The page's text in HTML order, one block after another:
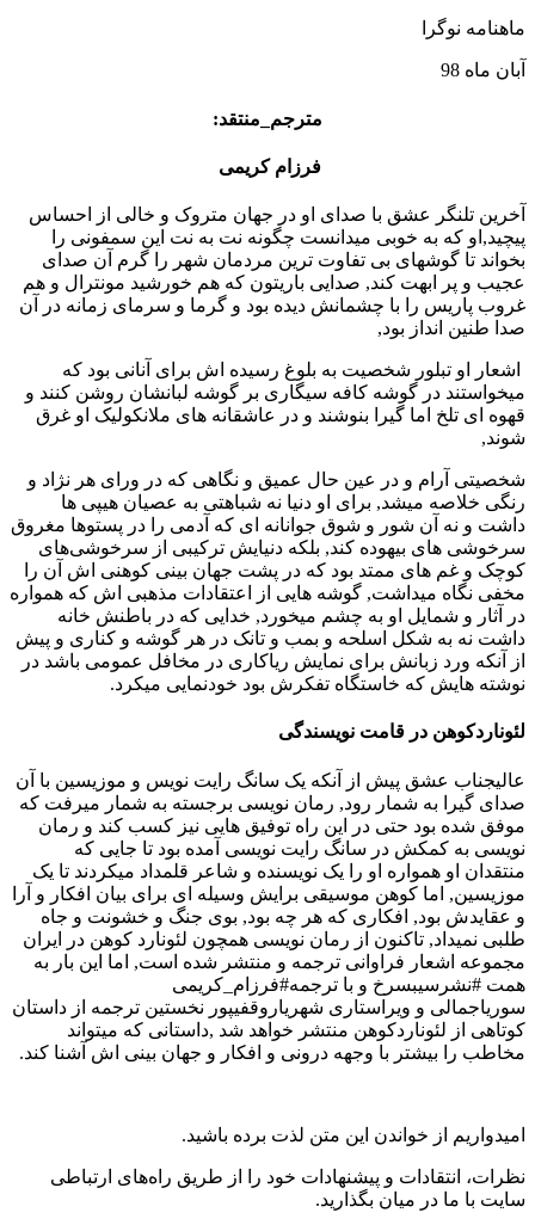
ماهنامه نوگرا
آبان ماه 98
مترجم_منتقد:
فرزام کریمی ‫
آخرین تلنگر عشق با صدای او در جهان متروک و خالی از احساس
پیچید‪,‬او که به خوبی میدانست چگونه نت به نت این سمفونی را
بخواند تا گوشهای بی تفاوت ترین مردمان شهر را گرم آن صدای
عجیب و پر ابهت کند‪,‬ صدایی باریتون که هم خورشید مونترال و هم
غروب پاریس را با چشمانش دیده بود و گرما و سرمای زمانه در آن
صدا طنین انداز بود‪,
‬ اشعار او تبلور شخصیت به بلوغ رسیده اش برای آنانی بود که
میخواستند در گوشه کافه سیگاری بر گوشه لبانشان روشن کنند و
قهوه ای تلخ اما گیرا بنوشند و در عاشقانه های ملانکولیک او غرق
شوند‪,‬
شخصیتی آرام و در عین حال عمیق و نگاهی که در ورای هر نژاد و
رنگی خلاصه میشد‪,‬ برای او دنیا نه شباهتی به عصیان هیپی ها
داشت و نه آن شور و شوق جوانانه ای که آدمی را در پستوها مغروق
سرخوشی های بیهوده کند‪,‬ بلکه دنیایش ترکیبی از سرخوشی‌های
کوچک و غم های ممتد بود که در پشت جهان بینی کوهنی اش آن را
مخفی نگاه میداشت‪,‬ گوشه هایی از اعتقادات مذهبی اش که همواره
در آثار و شمایل او به چشم میخورد‪,‬ خدایی که در باطنش خانه
داشت نه به شکل اسلحه و بمب و تانک در هر گوشه و کناری و پیش
از آنکه ورد زبانش برای نمایش ریاکاری در مخافل عمومی باشد در
نوشته هایش که خاستگاه تفکرش بود خودنمایی میکرد‪.
لئوناردکوهن در قامت نویسندگی
عالیجناب عشق پیش از آنکه یک سانگ رایت نویس و موزیسین با آن
صدای گیرا به شمار رود‪,‬ رمان نویسی برجسته به شمار میرفت که
موفق شده بود حتی در این راه توفیق هایی نیز کسب کند و رمان
نویسی به کمکش در سانگ رایت نویسی آمده بود تا جایی که
منتقدان او همواره او را یک نویسنده و شاعر قلمداد میکردند تا یک
موزیسین‪,‬ اما کوهن موسیقی برایش وسیله ای برای بیان افکار و آرا
و عقایدش بود‪,‬ افکاری که هر چه بود‪,‬ بوی جنگ و خشونت و جاه
طلبی نمیداد‪,‬ تاکنون از رمان نویسی همچون لئونارد کوهن در ایران
مجموعه اشعار فراوانی ترجمه و منتشر شده است‪,‬ اما این بار به
همت #نشرسیبسرخ و با ترجمه#فرزام_کریمی‪
سوریاجمالی و ویراستاری شهریاروقفیپور نخستین ترجمه از داستان
کوتاهی از لئوناردکوهن منتشر خواهد شد‪, ‬داستانی که میتواند
مخاطب را بیشتر با وجهه درونی و افکار و جهان بینی اش آشنا کند.‬
امیدواریم از خواندن این متن لذت برده باشید.
نظرات، انتقادات و پیشنهادات خود را از طریق راه‌های ارتباطی
سایت با ما در میان بگذارید.